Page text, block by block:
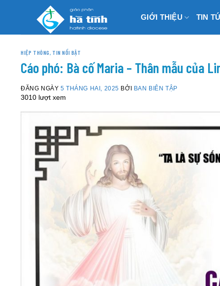
GIỚI THIỆU TIN
HIỆP THÔNG, TIN NỔI BẬT
Cáo phó: Bà cố Maria – Thân mẫu của
ĐĂNG NGÀY 5 THÁNG HAI, 2025 BỞI BAN BIÊN TẬP
3010 lượt xem